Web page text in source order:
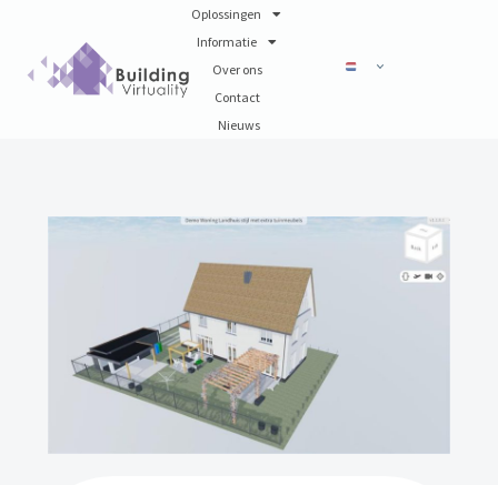
Oplossingen
Informatie
Over ons
Contact
Nieuws